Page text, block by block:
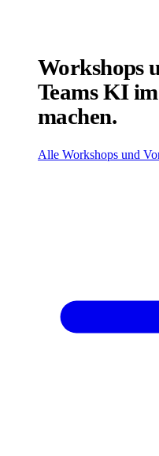
Workshops
Teams KI
machen.
Alle Workshops und